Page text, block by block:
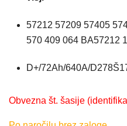
57212 57209 57405
570 409 064 BA57212
D+/72Ah/640A/
Obvezna št. šasije